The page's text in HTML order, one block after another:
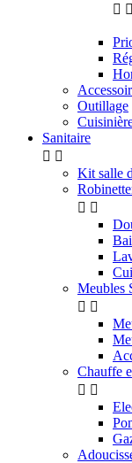
 
Outillage
Sanitaire
 
Kit salle
 
Meubles
 
Chauffe
 